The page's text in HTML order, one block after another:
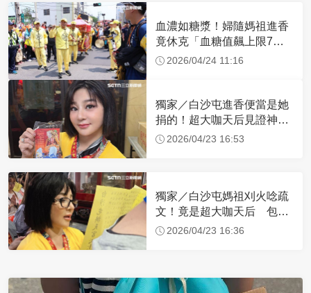
血濃如糖漿！婦隨媽祖進香
竟休克「血糖值飆上限7
倍」 醫曝原因
2026/04/24 11:16
獨家／白沙屯進香便當是她
捐的！超大咖天后見證神
蹟 一靠近媽祖就爆哭
2026/04/23 16:53
獨家／白沙屯媽祖刈火唸疏
文！竟是超大咖天后 包尿
布忍尿5小時不喊累
2026/04/23 16:36